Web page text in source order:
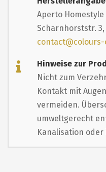
Aperto Homestyle
Scharnhorststr. 3,
Hinweise zur
Nicht zum
Kontakt mit
vermeiden.
umweltgerecht
Kanalisation oder